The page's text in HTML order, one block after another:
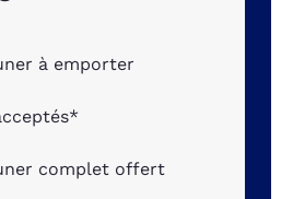
à emporter
complet offert